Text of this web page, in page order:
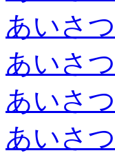
あいさ
あいさ
あいさ
あいさ